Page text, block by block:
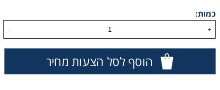
כמות:
+
-
הוסף לסל הצעות מחיר